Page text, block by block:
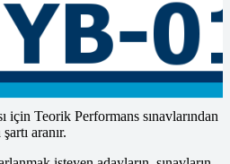
20 soruluk 4 seçenekli çoktan seçmeli
olmak için %80 başarı
için Teorik Performans sınavlarından
aranır.